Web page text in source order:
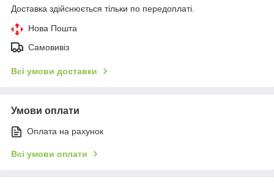
Доставка здійснюється тільки по передоплаті.
Нова Пошта
Самовивіз
Всі умови доставки
Умови оплати
Оплата на рахунок
Всі умови оплати